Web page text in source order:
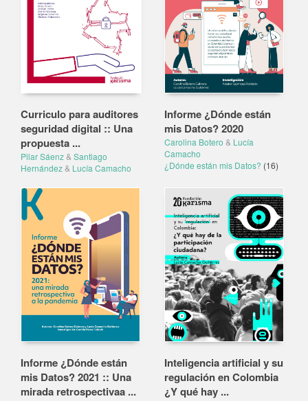
Curriculo para auditores
seguridad digital :: Una
propuesta ...
Pilar Sáenz& Santiago
Hernández& Lucía Camacho
Informe ¿Dónde están
mis Datos? 2020
Carolina Botero & Lucía
Camacho
¿Dónde están mis Datos? (16)
Informe ¿Dónde están
mis Datos? 2021 :: Una
mirada retrospectivaa ...
Inteligencia artificial y su
regulación en Colombia
¿Y qué hay ...